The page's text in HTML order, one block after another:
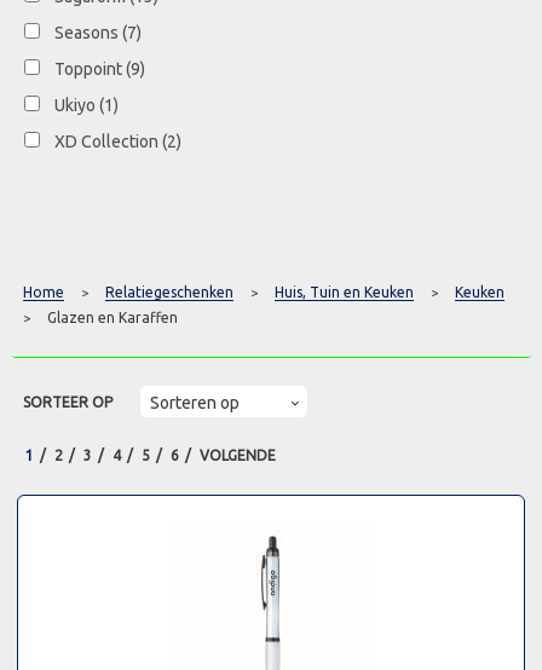
Seasons (7)
Toppoint (9)
Ukiyo (1)
XD Collection (2)
Home > Relatiegeschenken > Huis, Tuin en Keuken > Keuken
> Glazen en Karaffen
SORTEER OP
1 2 3 4 5 6 VOLGENDE